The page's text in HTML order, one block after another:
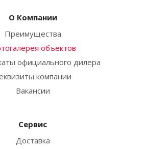
О Компании
Преимущества
объектов
официального дилера
компании
Вакансии
Сервис
Доставка